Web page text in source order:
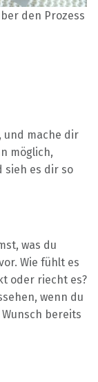
den Prozess
und mache dir
möglich,
sieh es dir so
was du
Wie fühlt es
oder riecht es?
wenn du
bereits